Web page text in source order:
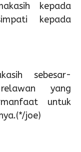
kepada
kepada
sebesar-
yang
untuk
joe)